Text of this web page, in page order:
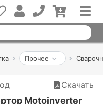
Прочее
Скачать
Motoinverter